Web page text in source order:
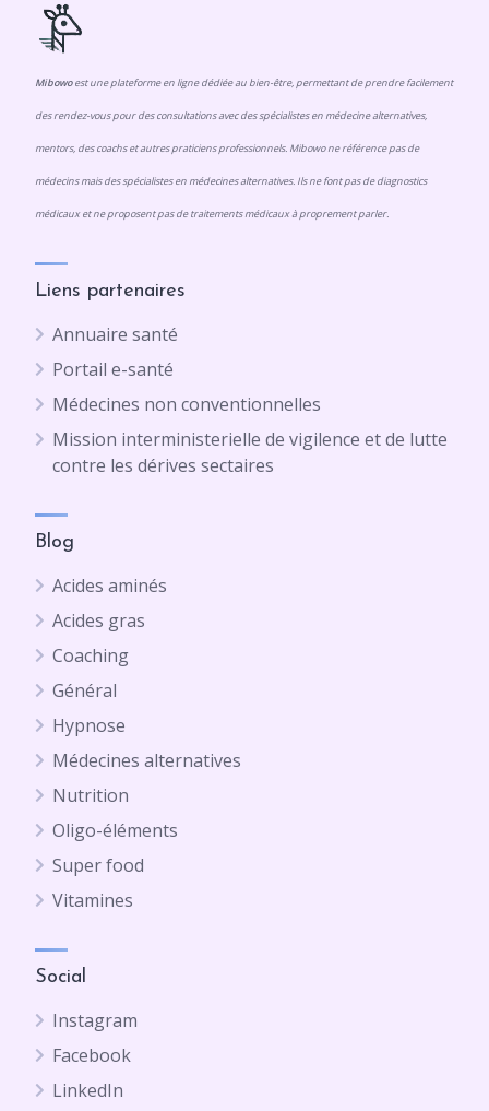
Mibowoest une plateforme en ligne dédiée au bien-être, permettant de prendre facilement
des rendez-vous pour des consultations avec des spécialistes en médecine alternatives,
mentors, des coachs et autres praticiens professionnels. Mibowo ne référence pas de
médecins mais des spécialistes en médecines alternatives. Ils ne font pas de diagnostics
médicaux et ne proposent pas de traitements médicaux à proprement parler.
Liens partenaires
Annuaire santé
Portail e-santé
Médecines non conventionnelles
Mission interministerielle de vigilence et de lutte
contre les dérives sectaires
Blog
Acides aminés
Acides gras
Coaching
Général
Hypnose
Médecines alternatives
Nutrition
Oligo-éléments
Super food
Vitamines
Social
Instagram
Facebook
LinkedIn